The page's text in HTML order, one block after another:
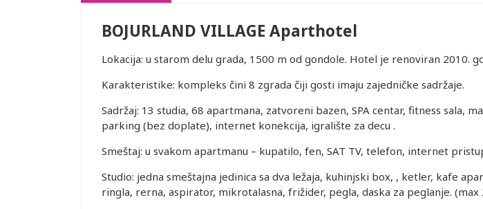
BOJURLAND VILLAGE Aparthotel
Lokacija: u starom delu grada, 1500 m od gondole. Hotel je renoviran 2010.
Karakteristike: kompleks čini 8 zgrada čiji gosti imaju zajedničke sadržaje.
Sadržaj: 13 studia, 68 apartmana, zatvoreni bazen, SPA centar, fitness sala,
parking (bez doplate), internet konekcija, igralište za decu .
Smeštaj: u svakom apartmanu – kupatilo, fen, SAT TV, telefon, internet
Studio: jedna smeštajna jedinica sa dva ležaja, kuhinjski box, , ketler, kafe
ringla, rerna, aspirator, mikrotalasna, frižider, pegla, daska za peglanje. (max